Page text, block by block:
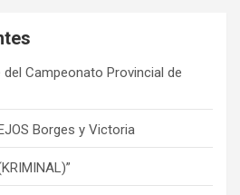
Campeonato Provincial de
Borges y Victoria